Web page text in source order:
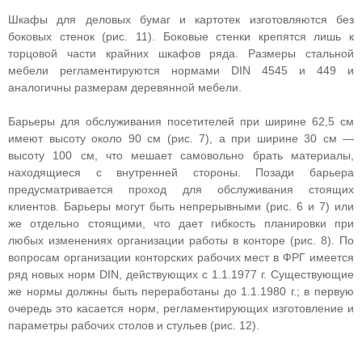
Шкафы для деловых бумаг и картотек изготовляются без
боковых стенок (рис. 11). Боковые стенки крепятся лишь к
торцовой части крайних шкафов ряда. Размеры стальной
мебели регламентируются нормами DIN 4545 и 449 и
аналогичны размерам деревянной мебели.
Барьеры для обслуживания посетителей при ширине 62,5 см
имеют высоту около 90 см (рис. 7), а при ширине 30 см —
высоту 100 см, что мешает самовольно брать материалы,
находящиеся с внутренней стороны. Позади барьера
предусматривается проход для обслуживания стоящих
клиентов. Барьеры могут быть непрерывными (рис. 6 и 7) или
же отдельно стоящими, что дает гибкость планировки при
любых изменениях организации работы в конторе (рис. 8). По
вопросам организации конторских рабочих мест в ФРГ имеется
ряд новых норм DIN, действующих с 1.1.1977 г. Существующие
же нормы должны быть переработаны до 1.1.1980 г.; в первую
очередь это касается норм, регламентирующих изготовление и
параметры рабочих столов и стульев (рис. 12).